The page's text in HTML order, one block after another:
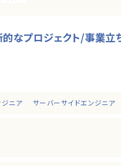
的なプロジェクト/事業
ジニア サーバーサイドエンジニア